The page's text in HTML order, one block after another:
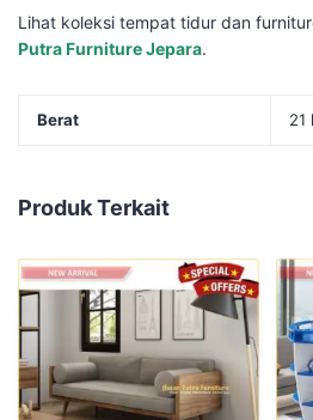
Lihat koleksi tempat tidur dan
Putra Furniture Jepara.
Berat 21
Produk Terkait